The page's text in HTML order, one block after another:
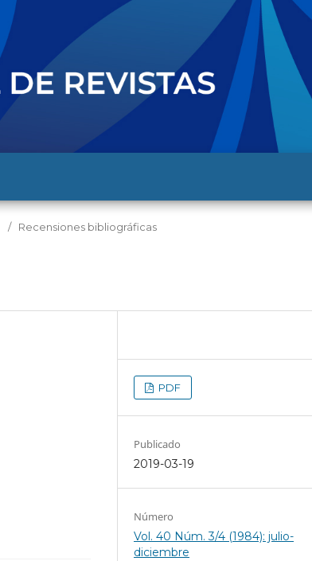
/ Recensiones bibliográficas
PDF
Publicado
2019-03-19
Número
Vol. 40 Núm. 3/4 (1984): julio-
diciembre